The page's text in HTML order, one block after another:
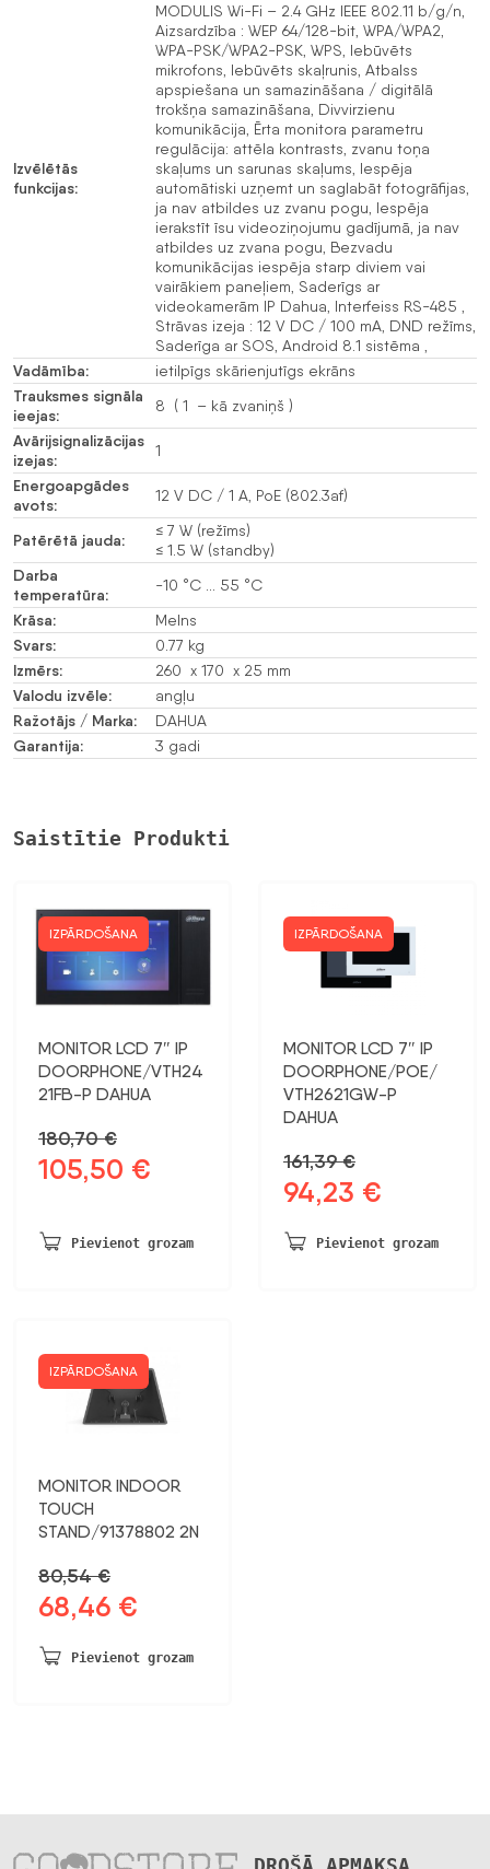
Izvēlētās
funkcijas:
MODULIS Wi-Fi – 2.4 GHz IEEE 802.11 b/g/n,
Aizsardzība : WEP 64/128-bit, WPA/WPA2,
WPA-PSK/WPA2-PSK, WPS, Iebūvēts
mikrofons, Iebūvēts skaļrunis, Atbalss
apspiešana un samazināšana / digitālā
trokšņa samazināšana, Divvirzienu
komunikācija, Ērta monitora parametru
regulācija: attēla kontrasts, zvanu toņa
skaļums un sarunas skaļums, Iespēja
automātiski uzņemt un saglabāt fotogrāfijas,
ja nav atbildes uz zvanu pogu, Iespēja
ierakstīt īsu videoziņojumu gadījumā, ja nav
atbildes uz zvana pogu, Bezvadu
komunikācijas iespēja starp diviem vai
vairākiem paneļiem, Saderīgs ar
videokamerām IP Dahua, Interfeiss RS-485 ,
Strāvas izeja : 12 V DC / 100 mA, DND režīms,
Saderīga ar SOS, Android 8.1 sistēma ,
Vadāmība: ietilpīgs skārienjutīgs ekrāns
Trauksmes signāla
ieejas:
8 ( 1 – kā zvaniņš )
Avārijsignalizācijas
izejas:
1
Energoapgādes
avots:
12 V DC / 1 A, PoE (802.3af)
Patērētā jauda:
≤ 7 W (režīms)
≤ 1.5 W (standby)
Darba
temperatūra:
-10 °C … 55 °C
Krāsa: Melns
Svars: 0.77 kg
Izmērs: 260 x 170 x 25 mm
Valodu izvēle: angļu
Ražotājs / Marka: DAHUA
Garantija: 3 gadi
Saistītie Produkti
IZPĀRDOŠANA
MONITOR LCD 7″ IP
DOORPHONE/VTH24
21FB-P DAHUA
180,70€
Sākotnējā
180,70 €.
105,50 €
105,50 €.
Pievienot grozam
IZPĀRDOŠANA
MONITOR LCD 7″ IP
DOORPHONE/POE/
VTH2621GW-P
DAHUA
161,39€
Sākotnējā
bija:
94,23 €
ir:
Pievienot grozam
IZPĀRDOŠANA
MONITOR INDOOR
TOUCH
STAND/91378802 2N
80,54€
Sākotnējā
bija:
68,46 €
ir:
Pievienot grozam